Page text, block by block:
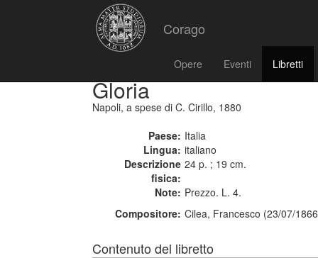
Corago
Opere Eventi Libretti
Gloria
Napoli, a spese di C. Cirillo, 1880
Paese: Italia
Lingua: italiano
Descrizione
fisica:
24 p. ; 19 cm.
Note: Prezzo. L. 4.
Compositore: Cilea, Francesco (23/07/
Contenuto del libretto